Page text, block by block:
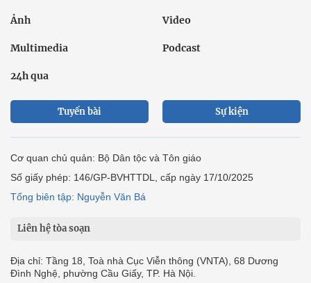
Ảnh Video
Multimedia Podcast
24h qua
Tuyến bài Sự kiện
Cơ quan chủ quản: Bộ Dân tộc và Tôn giáo
Số giấy phép: 146/GP-BVHTTDL, cấp ngày 17/10/2025
Tổng biên tập: Nguyễn Văn Bá
Liên hệ tòa soạn
Địa chỉ: Tầng 18, Toà nhà Cục Viễn thông (VNTA), 68 Dương
Đình Nghệ, phường Cầu Giấy, TP. Hà Nội.